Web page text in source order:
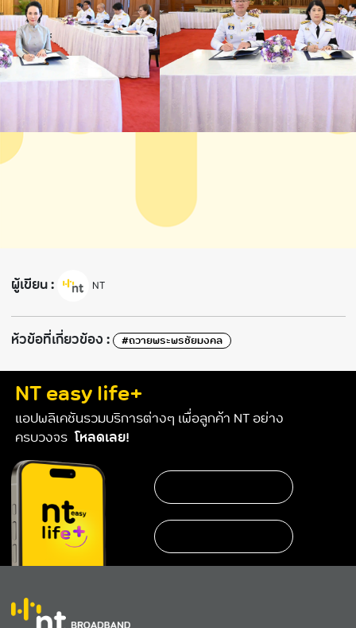
ผู้เขียน : NT
ห้วข้อที่เกี่ยวข้อง : #ถวายพระพรชัยมงคล
NT easy life+
แอปพลิเคชันรวมบริการต่างๆ เพื่อลูกค้า NT อย่าง
ครบวงจร โหลดเลย!